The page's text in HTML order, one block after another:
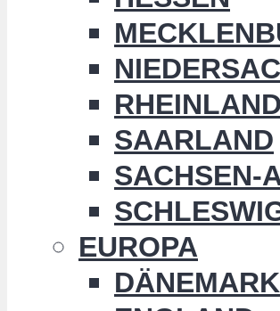
SAARLAND
SACHSEN-
EUROPA
DÄNEMARK